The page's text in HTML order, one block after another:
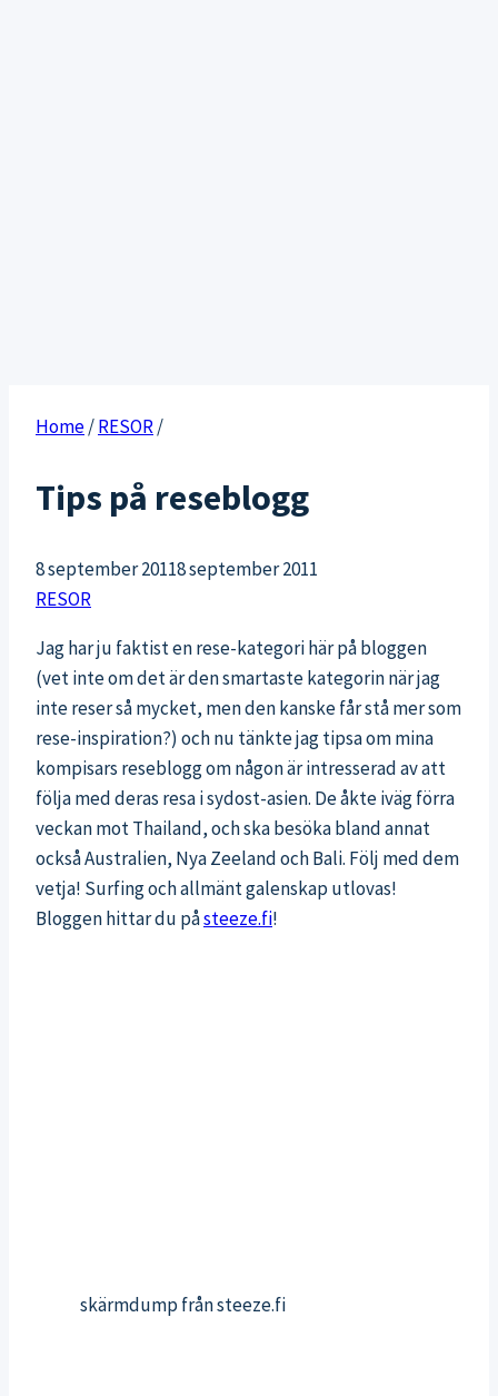
Home/RESOR/
Tips på reseblogg
8 september 20118 september 2011
RESOR
Jag har ju faktist en rese-kategori här på bloggen
(vet inte om det är den smartaste kategorin när jag
inte reser så mycket, men den kanske får stå mer som
rese-inspiration?) och nu tänkte jag tipsa om mina
kompisars reseblogg om någon är intresserad av att
följa med deras resa i sydost-asien. De åkte iväg förra
veckan mot Thailand, och ska besöka bland annat
också Australien, Nya Zeeland och Bali. Följ med dem
vetja! Surfing och allmänt galenskap utlovas!
Bloggen hittar du påsteeze.fi!
skärmdump från steeze.fi